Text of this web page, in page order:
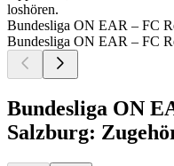
loshören.
Bundesliga ON EAR – FC
Bundesliga ON EAR – FC
Bundesliga ON
Salzburg: